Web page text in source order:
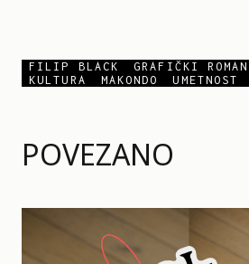
POVEZANO
FILIP BLACK GRAFIČKI ROMAN
KULTURA
MAKONDO UMETNOST